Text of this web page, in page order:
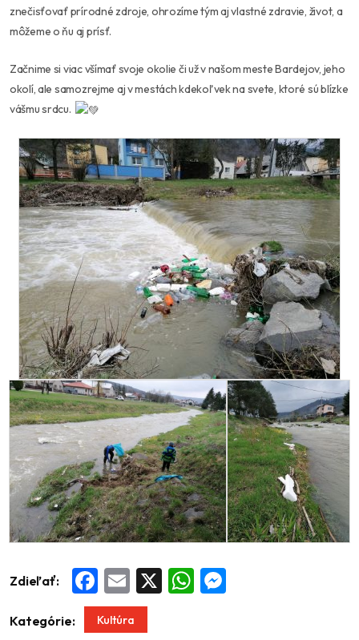
znečisťovať prírodné zdroje, ohrozíme tým aj vlastné zdravie, život, a
môžeme o ňu aj prísť.
Začnime si viac všímať svoje okolie či už v našom meste Bardejov, jeho
okolí, ale samozrejme aj v mestách kdekoľvek na svete, ktoré sú blízke
vášmu srdcu.
Zdieľať: Facebook
Email WhatsApp
Kategórie: Kultúra